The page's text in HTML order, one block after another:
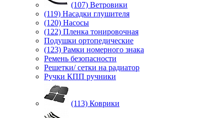
(107) Ветровики
(119) Насадки глушителя
(120) Насосы
(122) Пленка тонировочная
Подушки ортопедические
(123) Рамки номерного знака
Ремень безопасности
Решетки/ сетки на радиатор
Ручки КПП ручники
(113) Коврики